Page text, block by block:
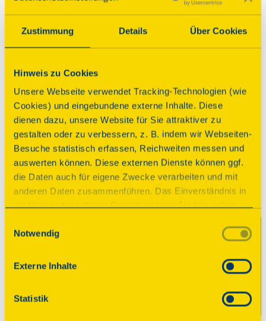
Zustimmung Details Über Cookies
Hinweis zu Cookies
Unsere Webseite verwendet Tracking-Technologien (wie
Cookies) und eingebundene externe Inhalte. Diese
dienen dazu, unsere Website für Sie attraktiver zu
gestalten oder zu verbessern, z. B. indem wir Webseiten-
Besuche statistisch erfassen, Reichweiten messen und
auswerten können. Diese externen Dienste können ggf.
die Daten auch für eigene Zwecke verarbeiten und mit
anderen Daten zusammenführen. Das Einverständnis in
die Verwendung dieser Dienste können Sie hier geben.
unserer Datenschutzerklärung. Durch Anklicken der
einzelner Cookies (Kategorien) in
den Einstellungen erteilen Sie uns Ihre Einwilligung zur
Verarbeitung Ihrer Daten zu den jeweiligen Zwecken. Die
Einwilligung ist freiwillig, für die Nutzung des
Notwendig
Externe Inhalte
Statistik
Anbindung ÖPNV
Programm
Führung
Führung durch den
Schloßgarten
Sonntag, 13.09.2026 11:00 Uhr
Sonntag, 13.09.2026 13:00 Uhr
Hinweise